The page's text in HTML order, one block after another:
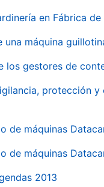
en Fábrica
una máquina
los gestores de
protección y
de máquinas
de máquinas
2013